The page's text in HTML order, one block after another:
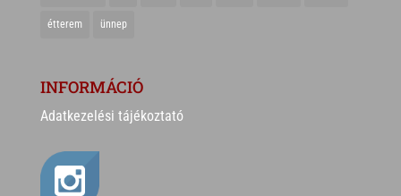
étterem ünnep
INFORMÁCIÓ
Adatkezelési tájékoztató